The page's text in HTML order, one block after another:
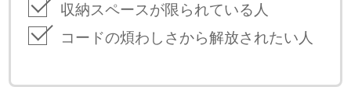
収納スペースが限られている人
コードの煩わしさから解放されたい人